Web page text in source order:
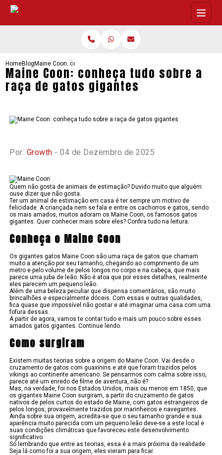
HomeBlog Maine Coon: conheça tudo sobre a raça de gatos gigantes
Maine Coon: conheça tudo sobre a
raça de gatos gigantes
Por: Growth - 04 de Dezembro de 2025
Quem não gosta de animais de estimação? Duvido muito que alguém
ouse dizer que não gosta.
Ter um animal de estimação em casa é ter sempre um motivo de
felicidade. A criançada nem se fala e entre os cachorros e gatos, sendo
os mais amados, muitos adoram os Maine Coon, os famosos gatos
gigantes. Quer conhecer mais sobre eles? Confira tudo na leitura.
Conheça o Maine Coon
Os gigantes gatos Maine Coon são uma raça de gatos que chamam
muito a atenção por seu tamanho, chegando ao comprimento de um
metro e pelo volume de pelos longos no corpo e na cabeça, que mais
parece uma juba de leão. Não é atoa que por esses detalhes, realmente
eles parecem um pequeno leão.
Além de uma beleza peculiar que dispensa comentários, são muito
brincalhões e especialmente dóceis. Com essas e outras qualidades,
fica quase que impossível não gostar e até imaginar uma casa com uma
fofura dessas.
A partir de agora, vamos te contar tudo e mais um pouco sobre esses
amados gatos gigantes. Continue lendo.
Como surgiram
Existem muitas teorias sobre a origem do Maine Coon. Vai desde o
cruzamento de gatos com guaxinins e até que foram trazidos pelos
vikings ao continente americano. Se pensarmos com calma sobre isso,
parece até um enredo de filme de aventura, não é?
Mas, na verdade, foi nos Estados Unidos, mais ou menos em 1850, que
os gigantes Maine Coon surgiram, a partir do cruzamento de gatos
nativos de pelos curtos do estado de Maine, com gatos estrangeiros de
pelos longos, provavelmente trazidos por marinheiros e navegantes.
Ainda sobre sua origem, acredita-se que o seu tamanho grande e sua
aparência muito parecida com um pequeno leão deve-se a este local e
suas condições climáticas que favoreceu este desenvolvimento
significativo.
Só lembrando que entre as teorias, essa é a mais próxima da realidade.
Seja lá como foi a sua origem, eles vieram para ficar.